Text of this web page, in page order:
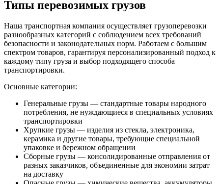
Типы перевозимых грузов
Наша транспортная компания осуществляет грузоперевозки
разнообразных категорий с соблюдением всех требований
безопасности и законодательных норм. Работаем с большим
спектром товаров, гарантируя персонализированный подход к
каждому типу груза и выбор подходящего способа
транспортировки.
Основные категории:
Генеральные грузы — стандартные товары народного
потребления, не нуждающиеся в специальных условиях
транспортировки
Хрупкие грузы — изделия из стекла, электроника,
керамика и другие товары, требующие специальной
упаковке и бережном обращении
Сборные грузы — консолидированные отправления от
разных заказчиков, объединенные для экономии затрат
на доставку